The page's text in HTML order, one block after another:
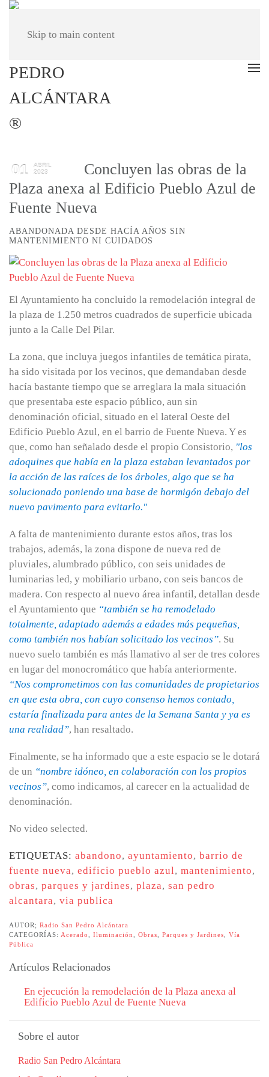
Skip to main content
01
ABRIL
2023
Concluyen las obras de la
Plaza anexa al Edificio Pueblo Azul de
Fuente Nueva
ABANDONADA DESDE HACÍA AÑOS SIN
MANTENIMIENTO NI CUIDADOS
El Ayuntamiento ha concluido la remodelación integral de
la plaza de 1.250 metros cuadrados de superficie ubicada
junto a la Calle Del Pilar.
La zona, que incluya juegos infantiles de temática pirata,
ha sido visitada por los vecinos, que demandaban desde
hacía bastante tiempo que se arreglara la mala situación
que presentaba este espacio público, aun sin
denominación oficial, situado en el lateral Oeste del
Edificio Pueblo Azul, en el barrio de Fuente Nueva. Y es
que, como han señalado desde el propio Consistorio, "los
adoquines que había en la plaza estaban levantados por
la acción de las raíces de los árboles, algo que se ha
solucionado poniendo una base de hormigón debajo del
nuevo pavimento para evitarlo."
A falta de mantenimiento durante estos años, tras los
trabajos, además, la zona dispone de nueva red de
pluviales, alumbrado público, con seis unidades de
luminarias led, y mobiliario urbano, con seis bancos de
madera. Con respecto al nuevo área infantil, detallan desde
el Ayuntamiento que “también se ha remodelado
totalmente, adaptado además a edades más pequeñas,
como también nos habían solicitado los vecinos”. Su
nuevo suelo también es más llamativo al ser de tres colores
en lugar del monocromático que había anteriormente.
“Nos comprometimos con las comunidades de propietarios
en que esta obra, con cuyo consenso hemos contado,
estaría finalizada para antes de la Semana Santa y ya es
una realidad”, han resaltado.
Finalmente, se ha informado que a este espacio se le dotará
de un “nombre idóneo, en colaboración con los propios
vecinos”, como indicamos, al carecer en la actualidad de
denominación.
No video selected.
ETIQUETAS: abandono, ayuntamiento, barrio de
fuente nueva, edificio pueblo azul, mantenimiento,
obras, parques y jardines, plaza, san pedro
alcantara, via publica
AUTOR; Radio San Pedro Alcántara
CATEGORÍAS: Acerado Iluminación Obras Parques y Jardines
Vía
Pública
Artículos Relacionados
En ejecución la remodelación de la Plaza anexa al
Edificio Pueblo Azul de Fuente Nueva
Sobre el autor
Radio San Pedro Alcántara